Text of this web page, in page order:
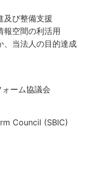
び整備支援
空間の利活用
当法人の目的達成
ーム協議会
Council (SBIC)